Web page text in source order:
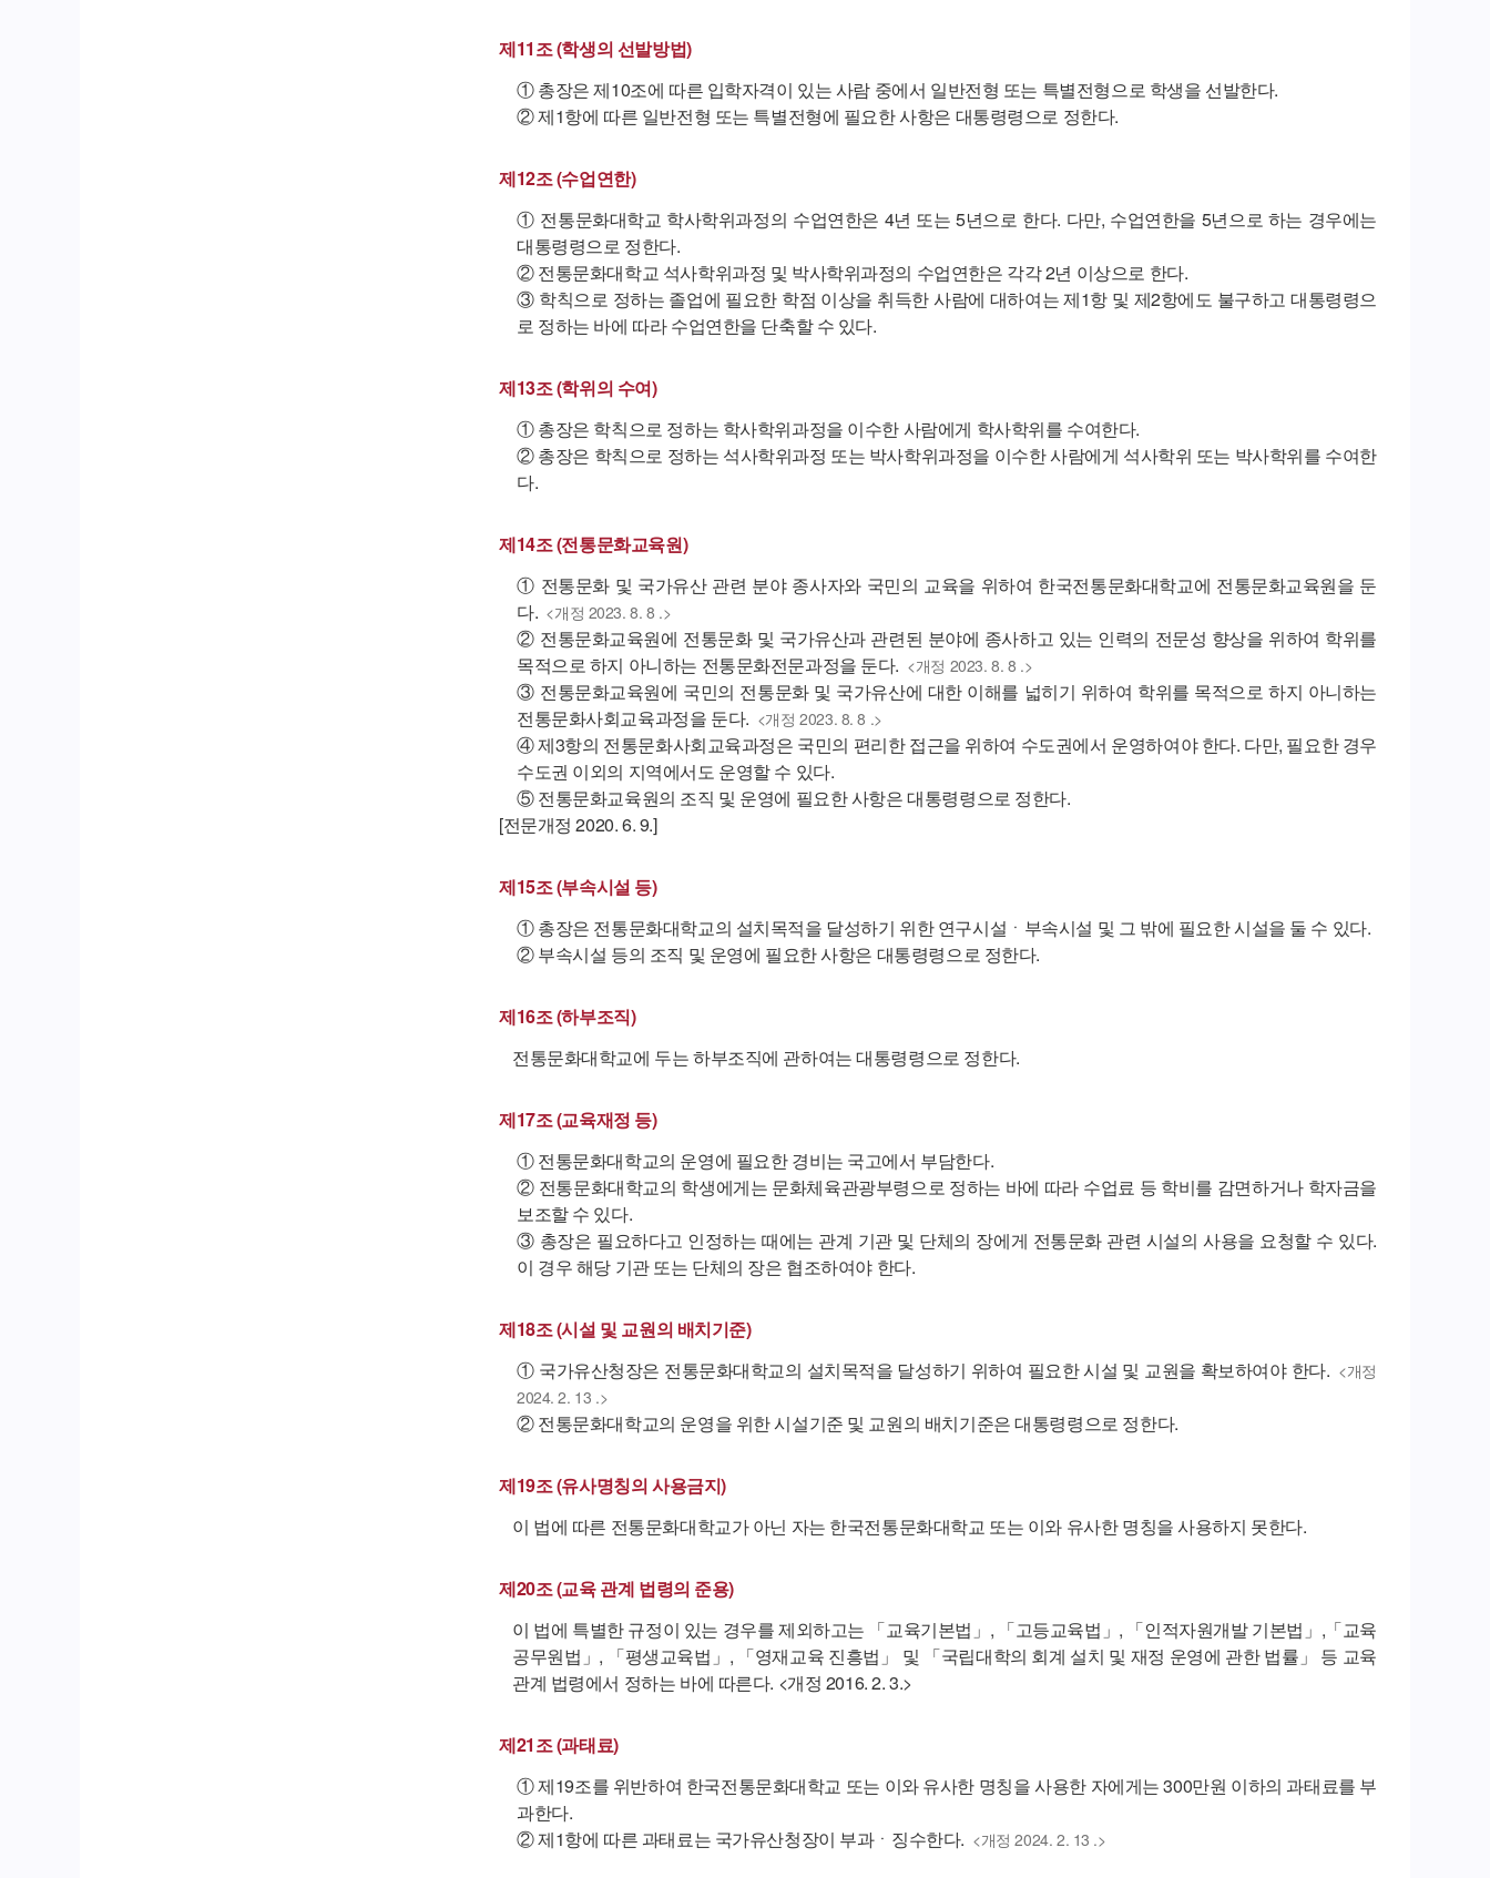
제11조 (학생의 선발방법)
① 총장은 제10조에 따른 입학자격이 있는 사람 중에서 일반전형 또는 특별전형으로 학생을 선발한다.
② 제1항에 따른 일반전형 또는 특별전형에 필요한 사항은 대통령령으로 정한다.
제12조 (수업연한)
① 전통문화대학교 학사학위과정의 수업연한은 4년 또는 5년으로 한다. 다만, 수업연한을 5년으로 하는 경우에는
대통령령으로 정한다.
② 전통문화대학교 석사학위과정 및 박사학위과정의 수업연한은 각각 2년 이상으로 한다.
③ 학칙으로 정하는 졸업에 필요한 학점 이상을 취득한 사람에 대하여는 제1항 및 제2항에도 불구하고 대통령령으
로 정하는 바에 따라 수업연한을 단축할 수 있다.
제13조 (학위의 수여)
① 총장은 학칙으로 정하는 학사학위과정을 이수한 사람에게 학사학위를 수여한다.
② 총장은 학칙으로 정하는 석사학위과정 또는 박사학위과정을 이수한 사람에게 석사학위 또는 박사학위를 수여한
다.
제14조 (전통문화교육원)
① 전통문화 및 국가유산 관련 분야 종사자와 국민의 교육을 위하여 한국전통문화대학교에 전통문화교육원을 둔
다. <개정 2023. 8. 8 .>
② 전통문화교육원에 전통문화 및 국가유산과 관련된 분야에 종사하고 있는 인력의 전문성 향상을 위하여 학위를
목적으로 하지 아니하는 전통문화전문과정을 둔다. <개정 2023. 8. 8 .>
③ 전통문화교육원에 국민의 전통문화 및 국가유산에 대한 이해를 넓히기 위하여 학위를 목적으로 하지 아니하는
전통문화사회교육과정을 둔다. <개정 2023. 8. 8 .>
④ 제3항의 전통문화사회교육과정은 국민의 편리한 접근을 위하여 수도권에서 운영하여야 한다. 다만, 필요한 경우
수도권 이외의 지역에서도 운영할 수 있다.
⑤ 전통문화교육원의 조직 및 운영에 필요한 사항은 대통령령으로 정한다.
[전문개정 2020. 6. 9.]
제15조 (부속시설 등)
① 총장은 전통문화대학교의 설치목적을 달성하기 위한 연구시설ㆍ부속시설 및 그 밖에 필요한 시설을 둘 수 있다.
② 부속시설 등의 조직 및 운영에 필요한 사항은 대통령령으로 정한다.
제16조 (하부조직)
전통문화대학교에 두는 하부조직에 관하여는 대통령령으로 정한다.
제17조 (교육재정 등)
① 전통문화대학교의 운영에 필요한 경비는 국고에서 부담한다.
② 전통문화대학교의 학생에게는 문화체육관광부령으로 정하는 바에 따라 수업료 등 학비를 감면하거나 학자금을
보조할 수 있다.
③ 총장은 필요하다고 인정하는 때에는 관계 기관 및 단체의 장에게 전통문화 관련 시설의 사용을 요청할 수 있다.
이 경우 해당 기관 또는 단체의 장은 협조하여야 한다.
제18조 (시설 및 교원의 배치기준)
① 국가유산청장은 전통문화대학교의 설치목적을 달성하기 위하여 필요한 시설 및 교원을 확보하여야 한다. <개정
2024. 2. 13 .>
② 전통문화대학교의 운영을 위한 시설기준 및 교원의 배치기준은 대통령령으로 정한다.
제19조 (유사명칭의 사용금지)
이 법에 따른 전통문화대학교가 아닌 자는 한국전통문화대학교 또는 이와 유사한 명칭을 사용하지 못한다.
제20조 (교육 관계 법령의 준용)
이 법에 특별한 규정이 있는 경우를 제외하고는 「교육기본법」, 「고등교육법」, 「인적자원개발 기본법」,「교육
공무원법」, 「평생교육법」, 「영재교육 진흥법」 및 「국립대학의 회계 설치 및 재정 운영에 관한 법률」 등 교육
관계 법령에서 정하는 바에 따른다. <개정 2016. 2. 3.>
제21조 (과태료)
① 제19조를 위반하여 한국전통문화대학교 또는 이와 유사한 명칭을 사용한 자에게는 300만원 이하의 과태료를 부
과한다.
② 제1항에 따른 과태료는 국가유산청장이 부과ㆍ징수한다. <개정 2024. 2. 13 .>